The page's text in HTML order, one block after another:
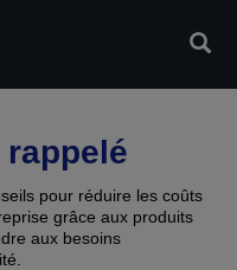
rappelé
pour réduire les coûts
grâce aux produits
aux besoins